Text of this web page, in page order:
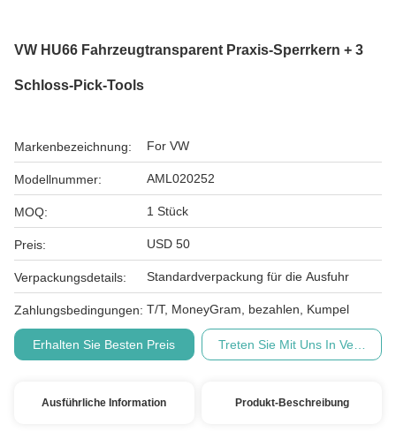
VW HU66 Fahrzeugtransparent Praxis-Sperrkern + 3
Schloss-Pick-Tools
Markenbezeichnung: For VW
Modellnummer: AML020252
MOQ: 1 Stück
Preis: USD 50
Verpackungsdetails: Standardverpackung für die Ausfuhr
Zahlungsbedingungen: T/T, MoneyGram, bezahlen, Kumpel
Erhalten Sie Besten Preis Treten Sie Mit Uns In
Ausführliche Information Produkt-Beschreibung